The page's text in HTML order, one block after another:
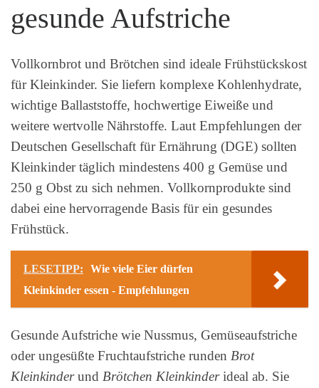
gesunde Aufstriche
Vollkornbrot und Brötchen sind ideale Frühstückskost
für Kleinkinder. Sie liefern komplexe Kohlenhydrate,
wichtige Ballaststoffe, hochwertige Eiweiße und
weitere wertvolle Nährstoffe. Laut Empfehlungen der
Deutschen Gesellschaft für Ernährung (DGE) sollten
Kleinkinder täglich mindestens 400 g Gemüse und
250 g Obst zu sich nehmen. Vollkornprodukte sind
dabei eine hervorragende Basis für ein gesundes
Frühstück.
LESETIPP:
Wie viele Eier dürfen
Kleinkinder essen - Empfehlungen
Gesunde Aufstriche wie Nussmus, Gemüseaufstriche
oder ungesüßte Fruchtaufstriche runden Brot
Kleinkinderund Brötchen Kleinkinderideal ab. Sie